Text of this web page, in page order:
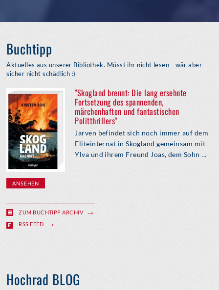
Buchtipp
Aktuelles aus unserer Bibliothek. Müsst ihr nicht lesen - wär aber
sicher nicht schädlich :)
"Skogland brennt: Die lang ersehnte
Fortsetzung des spannenden,
märchenhaften und fantastischen
Politthrillers"
Jarven befindet sich noch immer auf dem
Eliteinternat in Skogland gemeinsam mit
Ylva und ihrem Freund Joas, dem Sohn ...
ANSEHEN
ZUM BUCHTIPP ARCHIV
RSS FEED
Hochrad BLOG